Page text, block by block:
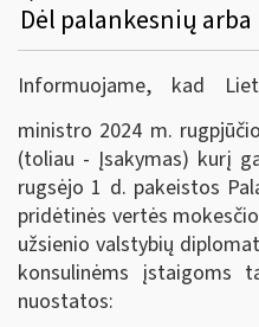
Informuojame, kad
ministro 2024 m.
(toliau - Įsakymas) kurį
rugsėjo 1 d. pakeistos
pridėtinės vertės
užsienio valstybių
konsulinėms įstaigoms
nuostatos: